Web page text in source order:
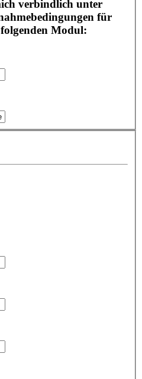
verbindlich unter
für
Modul: